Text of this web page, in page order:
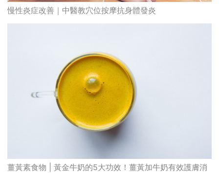
慢性炎症改善｜中醫教穴位按摩抗身體發炎
薑黃素食物 | 黃金牛奶的5大功效！薑黃加牛奶有效護膚消